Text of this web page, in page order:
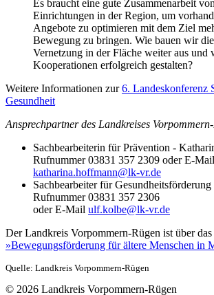
Es braucht eine gute Zusammenarbeit
Einrichtungen in der Region, um
Angebote zu optimieren mit dem Ziel
Bewegung zu bringen. Wie bauen wir
Vernetzung in der Fläche weiter aus und
Kooperationen erfolgreich gestalten?
Weitere Informationen zur6. Landeskonferenz
Gesundheit
Ansprechpartner des Landkreises
Sachbearbeiterin für Prävention -
Rufnummer 03831 357 2309 oder E-Mail
katharina.hoffmann@lk-vr.de
Sachbearbeiter für
Rufnummer 03831 357 2306
oder E-Mail ulf.kolbe@lk-vr.de
Der Landkreis Vorpommern-Rügen ist über
»Bewegungsförderung für ältere Menschen in
Quelle: Landkreis Vorpommern-Rügen
© 2026 Landkreis Vorpommern-Rügen